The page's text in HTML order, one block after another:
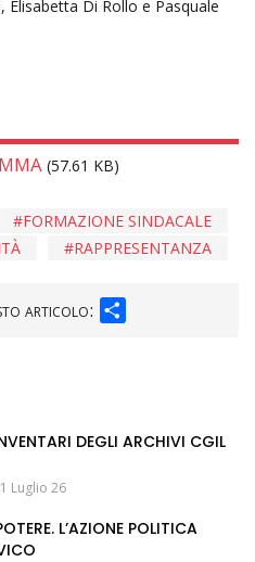
Di Rollo e Pasquale
(57.61 KB)
FORMAZIONE SINDACALE
RAPPRESENTANZA
articolo:
DEGLI ARCHIVI CGIL
Luglio 26
L’AZIONE POLITICA